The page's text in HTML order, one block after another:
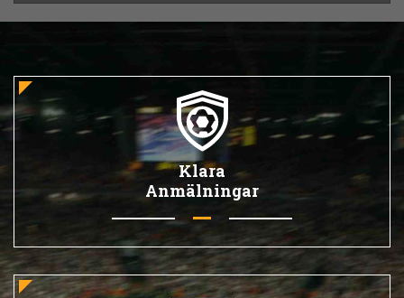
Klara
Anmälningar